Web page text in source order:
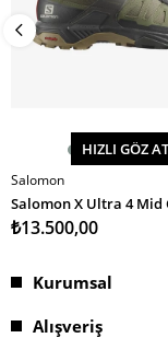
SEPETE EKLE
HIZLI GÖZ AT
Salomon
₺13.500,00
Kurumsal
Alışveriş